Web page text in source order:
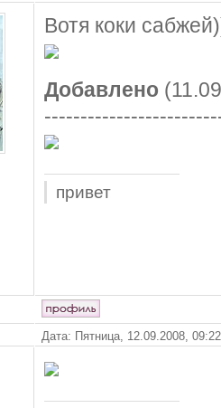
Вотя коки
Добавлено
привет
Дата: Пятница, 12.09.2008,